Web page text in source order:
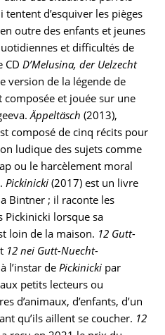
d’esquiver les pièges
outre des enfants et jeunes
et difficultés de
CD D’Melusina, der Uelzecht
version de la légende de
composée et jouée sur une
Äppeltäsch (2013),
composé de cinq récits pour
ludique des sujets comme
ou le harcèlement moral
Pickinicki (2017) est un livre
Bintner ; il raconte les
Pickinicki lorsque sa
loin de la maison. 12 Gutt-
12 nei Gutt-Nuecht-
l’instar de Pickinicki par
petits lecteurs ou
d’animaux, d’enfants, d’un
qu’ils aillent se coucher. 12